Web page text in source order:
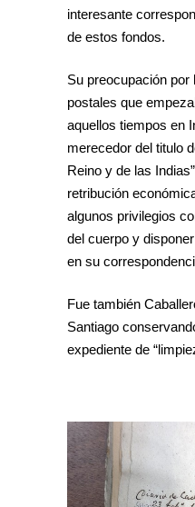
interesante
de estos fondos.
Su preocupación por
postales que
aquellos tiempos en
merecedor del titulo
Reino y de las
retribución
algunos privilegios
del cuerpo y
en su
Fue también
Santiago
expediente de